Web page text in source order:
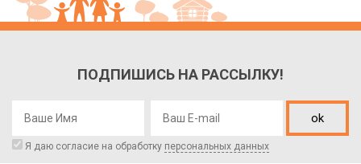
ПОДПИШИСЬ НА РАССЫЛКУ!
ok
Я даю согласие на обработку персональных данных